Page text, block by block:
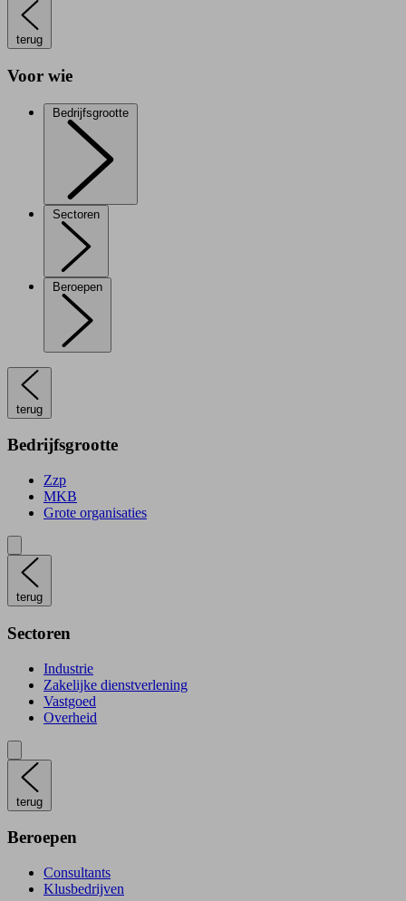
terug
Voor wie
Bedrijfsgrootte
Sectoren
Beroepen
terug
Bedrijfsgrootte
Zzp
MKB
Grote organisaties
terug
Sectoren
Industrie
Zakelijke dienstverlening
Vastgoed
Overheid
terug
Beroepen
Consultants
Klusbedrijven